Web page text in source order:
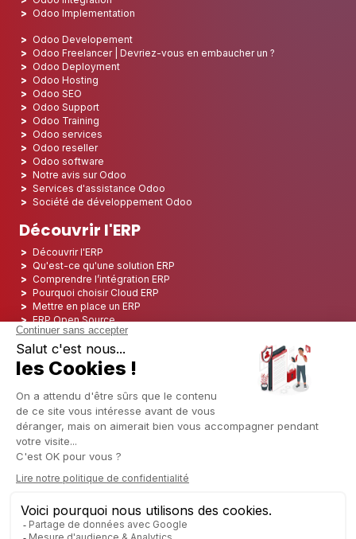
Odoo Implementation
Odoo Developement
Odoo Freelancer | Devriez-vous en embaucher un ?
Odoo Deployment
Odoo Hosting
Odoo SEO
Odoo Support
Odoo Training
Odoo services
Odoo reseller
Odoo software
Notre avis sur Odoo
Services d'assistance Odoo
Société de développement Odoo
Découvrir l'ERP
Découvrir l'ERP
Qu'est-ce qu'une solution ERP
Comprendre l’intégration ERP
Pourquoi choisir Cloud ERP
Mettre en place un ERP
ERP Open Source
Logiciel ERP Open Source
Top 5 des ERP Open Source
ERP Deployment
ERP Implementation
ERP Consulting
ERP Project
ERP System
Odoo ERP pour le secteur des assurances
Odoo ERP pour le secteur de la logistique
Odoo ERP pour l'industrie du CBD
Odoo ERP pour l'industrie manufacturière